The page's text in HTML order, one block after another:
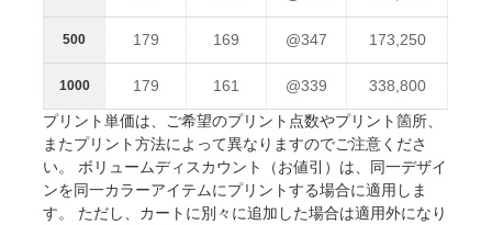
500 179 169 @347 173,250
1000 179 161 @339
338,800
プリント単価は、ご希望のプリント点数やプリント箇所、
またプリント方法によって異なりますのでご注意くださ
い。 ボリュームディスカウント（お値引）は、同一デザイ
ンを同一カラーアイテムにプリントする場合に適用しま
す。 ただし、カートに別々に追加した場合は適用外になり